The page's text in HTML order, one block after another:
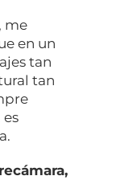
me
en un
tan
tan